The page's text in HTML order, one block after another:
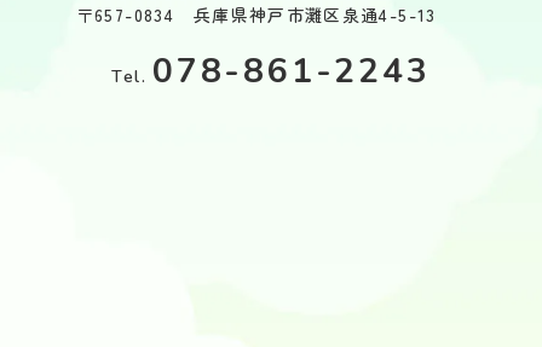
〒657-0834 兵庫県神戸市灘区泉通4-5-13
Tel. 078-861-2243